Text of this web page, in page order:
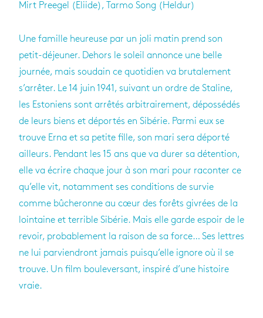
Mirt Preegel (Eliide), Tarmo Song (Heldur)
Une famille heureuse par un joli matin prend son
petit-déjeuner. Dehors le soleil annonce une belle
journée, mais soudain ce quotidien va brutalement
s’arrêter. Le 14 juin 1941, suivant un ordre de Staline,
les Estoniens sont arrêtés arbitrairement, dépossédés
de leurs biens et déportés en Sibérie. Parmi eux se
trouve Erna et sa petite fille, son mari sera déporté
ailleurs. Pendant les 15 ans que va durer sa détention,
elle va écrire chaque jour à son mari pour raconter ce
qu’elle vit, notamment ses conditions de survie
comme bûcheronne au cœur des forêts givrées de la
lointaine et terrible Sibérie. Mais elle garde espoir de le
revoir, probablement la raison de sa force… Ses lettres
ne lui parviendront jamais puisqu’elle ignore où il se
trouve. Un film bouleversant, inspiré d’une histoire
vraie.